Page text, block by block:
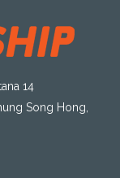
14
Song Hong,